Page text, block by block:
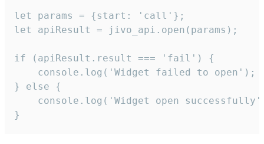
let params = {start: 'call'};
let apiResult = jivo_api.open(params);
if (apiResult.result === 'fail') {
    console.log('Widget failed to open');
} else {
console.log('Widget open
}